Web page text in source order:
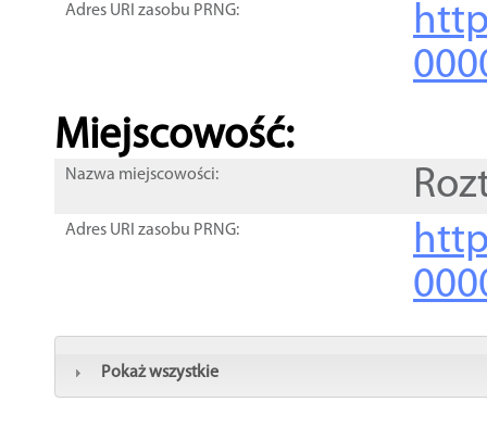
Adres URI zasobu PRNG:
Miejscowość:
Nazwa miejscowości:
Adres URI zasobu PRNG:
Pokaż wszystkie